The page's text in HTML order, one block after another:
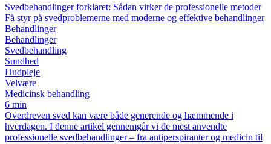
Svedbehandlinger forklaret: Sådan virker de professionelle metoder
Få styr på svedproblemerne med moderne og effektive behandlinger
Behandlinger
Behandlinger
Svedbehandling
Sundhed
Hudpleje
Velvære
Medicinsk behandling
6 min
Overdreven sved kan være både generende og hæmmende i
hverdagen. I denne artikel gennemgår vi de mest anvendte
professionelle svedbehandlinger – fra antiperspiranter og medicin til